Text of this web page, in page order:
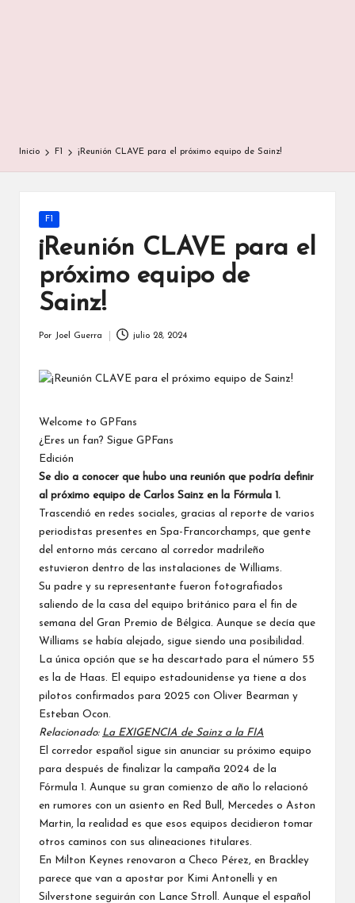
Inicio F1 ¡Reunión CLAVE para el próximo equipo de Sainz!
Publicada
en
F1
¡Reunión CLAVE para el
próximo equipo de
Sainz!
Por Joel Guerra julio 28, 2024
Welcome to GPFans
¿Eres un fan? Sigue GPFans
Edición
Se dio a conocer que hubo una reunión que podría definir
al próximo equipo de Carlos Sainz en la Fórmula 1.
Trascendió en redes sociales, gracias al reporte de varios
periodistas presentes en Spa-Francorchamps , que gente
del entorno más cercano al corredor madrileño
estuvieron dentro de las instalaciones de Williams.
Su padre y su representante fueron fotografiados
saliendo de la casa del equipo británico para el fin de
semana del Gran Premio de Bélgica. Aunque se decía que
Williams se había alejado, sigue siendo una posibilidad.
La única opción que se ha descartado para el número 55
es la de Haas . El equipo estadounidense ya tiene a dos
pilotos confirmados para 2025 con Oliver Bearman y
Esteban Ocon.
Relacionado: La EXIGENCIA de Sainz a la FIA
El corredor español sigue sin anunciar su próximo equipo
para después de finalizar la campaña 2024 de la
Fórmula 1. Aunque su gran comienzo de año lo relacionó
en rumores con un asiento en Red Bull,
Mercedes o Aston
Martin, la realidad es que esos equipos decidieron tomar
otros caminos con sus alineaciones titulares.
En Milton Keynes renovaron a Checo Pérez , en Brackley
parece que van a apostar por Kimi Antonelli y en
Silverstone seguirán con Lance Stroll. Aunque el español